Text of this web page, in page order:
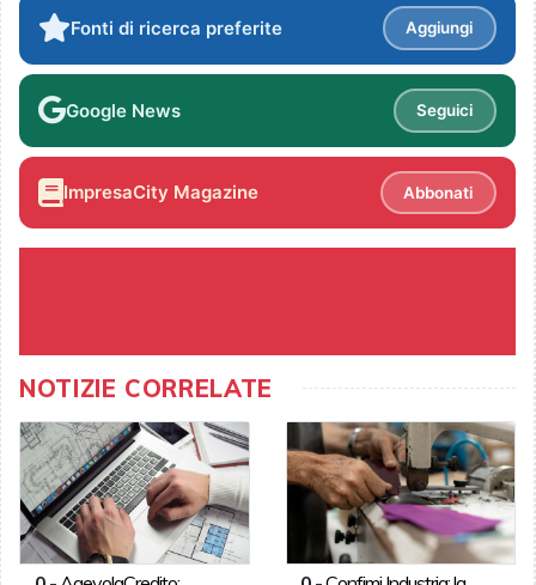
Fonti di ricerca preferite Aggiungi
Google News Seguici
ImpresaCity Magazine Abbonati
NOTIZIE CORRELATE